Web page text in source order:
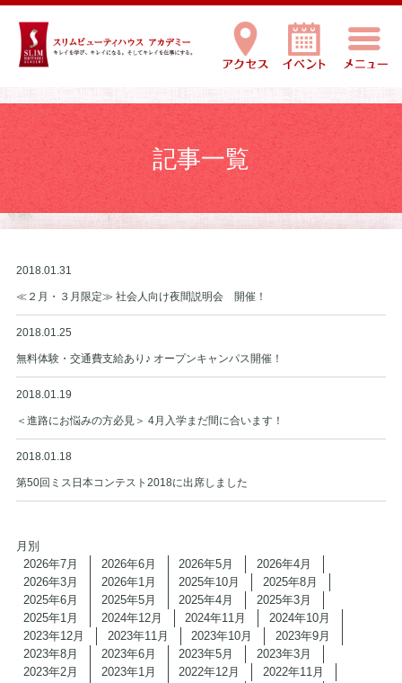
記事一覧
2018.01.31
≪２月・３月限定≫ 社会人向け夜間説明会 開催！
2018.01.25
無料体験・交通費支給あり♪ オープンキャンパス開催！
2018.01.19
＜進路にお悩みの方必見＞ 4月入学まだ間に合います！
2018.01.18
第50回ミス日本コンテスト2018に出席しました
月別
2026年7月
2026年6月 2026年5月
2026年4月
2026年3月
2026年1月 2025年10月
2025年8月
2025年6月
2025年5月 2025年4月
2025年3月
2025年1月
2024年12月 2024年11月
2024年10月
2023年12月
2023年11月 2023年10月
2023年9月
2023年8月
2023年6月 2023年5月
2023年3月
2023年2月
2023年1月 2022年12月
2022年11月